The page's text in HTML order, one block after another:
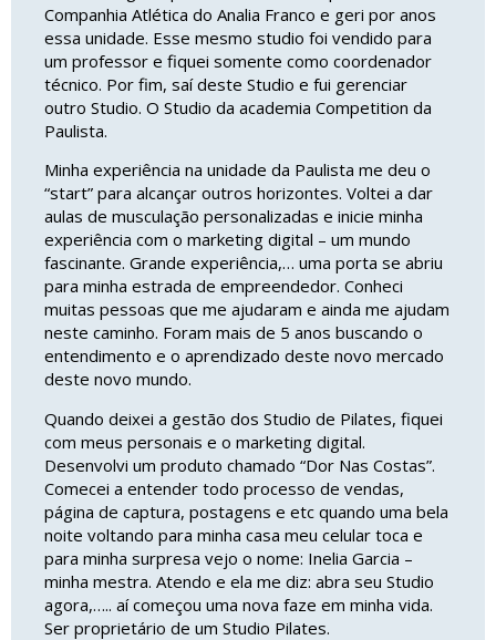
Companhia Atlética do Analia Franco e geri por anos
essa unidade. Esse mesmo studio foi vendido para
um professor e fiquei somente como coordenador
técnico. Por fim, saí deste Studio e fui gerenciar
outro Studio. O Studio da academia Competition da
Paulista.
Minha experiência na unidade da Paulista me deu o
“start” para alcançar outros horizontes. Voltei a dar
aulas de musculação personalizadas e inicie minha
experiência com o marketing digital – um mundo
fascinante. Grande experiência,… uma porta se abriu
para minha estrada de empreendedor. Conheci
muitas pessoas que me ajudaram e ainda me ajudam
neste caminho. Foram mais de 5 anos buscando o
entendimento e o aprendizado deste novo mercado
deste novo mundo.
Quando deixei a gestão dos Studio de Pilates, fiquei
com meus personais e o marketing digital.
Desenvolvi um produto chamado “Dor Nas Costas”.
Comecei a entender todo processo de vendas,
página de captura, postagens e etc quando uma bela
noite voltando para minha casa meu celular toca e
para minha surpresa vejo o nome: Inelia Garcia –
minha mestra. Atendo e ela me diz: abra seu Studio
agora,….. aí começou uma nova faze em minha vida.
Ser proprietário de um Studio Pilates.